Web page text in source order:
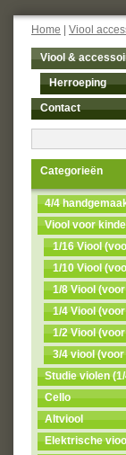
Home Viool
Viool &
Herroeping
Contact
Categorieën
4/4
Viool voor
1/16 Viool
1/10 Viool
1/8 Viool
1/4 Viool
1/2 Viool
3/4 viool (voor
Studie violen
Cello
Altviool
Elektrische